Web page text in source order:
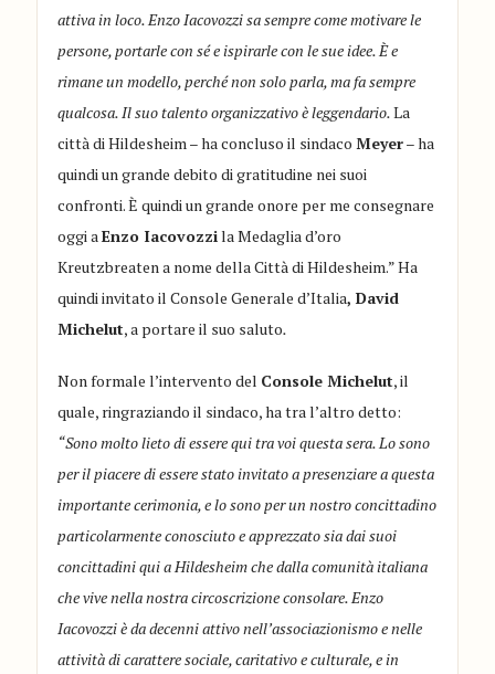
attiva in loco. Enzo Iacovozzi sa sempre come motivare le
persone, portarle con sé e ispirarle con le sue idee. È e
rimane un modello, perché non solo parla, ma fa sempre
qualcosa. Il suo talento organizzativo è leggendario.La
città di Hildesheim – ha concluso il sindacoMeyer– ha
quindi un grande debito di gratitudine nei suoi
confronti. È quindi un grande onore per me consegnare
oggi aEnzo Iacovozzila Medaglia d’oro
Kreutzbreaten a nome della Città di Hildesheim.” Ha
quindi invitato il Console Generale d’Italia, David
Michelut, a portare il suo saluto.
Non formale l’intervento del Console Michelut, il
quale, ringraziando il sindaco, ha tra l’altro detto:
“Sono molto lieto di essere qui tra voi questa sera. Lo sono
per il piacere di essere stato invitato a presenziare a questa
importante cerimonia, e lo sono per un nostro concittadino
particolarmente conosciuto e apprezzato sia dai suoi
concittadini qui a Hildesheim che dalla comunità italiana
che vive nella nostra circoscrizione consolare. Enzo
Iacovozzi è da decenni attivo nell’associazionismo e nelle
attività di carattere sociale, caritativo e culturale, e in